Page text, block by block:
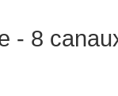
- 8